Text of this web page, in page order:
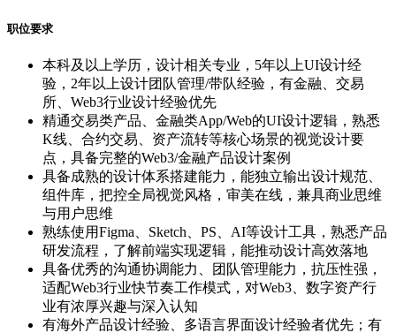
职位要求
本科及以上学历，设计相关专业，5年以上UI设计经
验，2年以上设计团队管理/带队经验，有金融、交易
所、Web3行业设计经验优先
精通交易类产品、金融类App/Web的UI设计逻辑，熟悉
K线、合约交易、资产流转等核心场景的视觉设计要
点，具备完整的Web3/金融产品设计案例
具备成熟的设计体系搭建能力，能独立输出设计规范、
组件库，把控全局视觉风格，审美在线，兼具商业思维
与用户思维
熟练使用Figma、Sketch、PS、AI等设计工具，熟悉产品
研发流程，了解前端实现逻辑，能推动设计高效落地
具备优秀的沟通协调能力、团队管理能力，抗压性强，
适配Web3行业快节奏工作模式，对Web3、数字资产行
业有浓厚兴趣与深入认知
有海外产品设计经验、多语言界面设计经验者优先；有